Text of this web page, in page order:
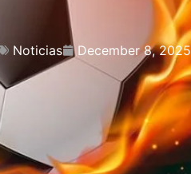
Noticias December 8, 2025